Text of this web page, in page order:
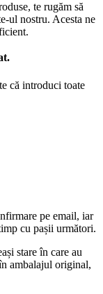
te rugăm să
ul nostru. Acesta ne
că introduci toate
pe email, iar
cu pașii următori.
stare în care au
ambalajul original,